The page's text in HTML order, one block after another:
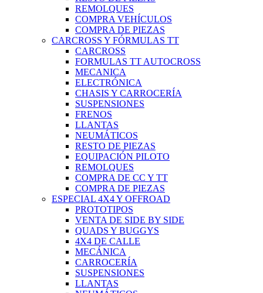
REMOLQUES
COMPRA VEHÍCULOS
COMPRA DE PIEZAS
CARCROSS Y FÓRMULAS TT
CARCROSS
FORMULAS TT AUTOCROSS
MECANICA
ELECTRÓNICA
CHASIS Y CARROCERÍA
SUSPENSIONES
FRENOS
LLANTAS
NEUMÁTICOS
RESTO DE PIEZAS
EQUIPACIÓN PILOTO
REMOLQUES
COMPRA DE CC Y TT
COMPRA DE PIEZAS
ESPECIAL 4X4 Y OFFROAD
PROTOTIPOS
VENTA DE SIDE BY SIDE
QUADS Y BUGGYS
4X4 DE CALLE
MECÁNICA
CARROCERÍA
SUSPENSIONES
LLANTAS